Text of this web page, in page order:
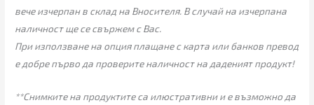
вече изчерпан в склад на Вносителя. В случай на изчерпана
наличност ще се свържем с Вас.
При използване на опция плащане с карта или банков превод
е добре първо да проверите наличност на даденият продукт!
**Снимките на продуктите са илюстративни и е възможно да